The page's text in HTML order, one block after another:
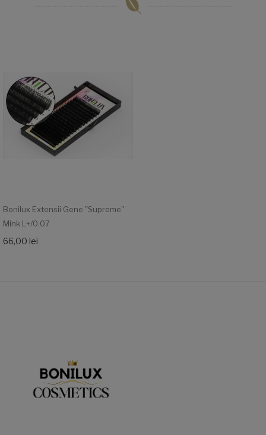
Bonilux Extensii Gene "Supreme"
Mink L+/0.07
66,00 lei